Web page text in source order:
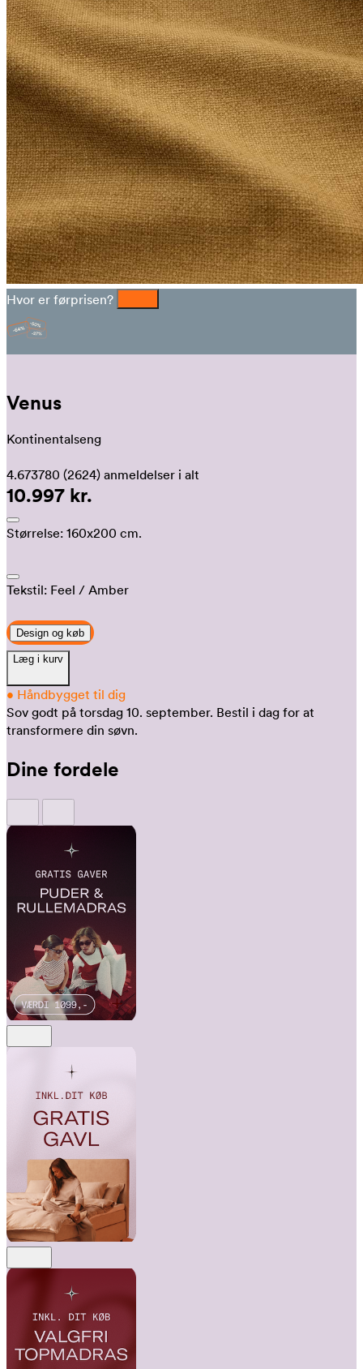
Hvor er førprisen?
Venus
Kontinentalseng
4.673780 (2624) anmeldelser i alt
10.997 kr.
Størrelse: 160x200 cm.
Tekstil: Feel / Amber
Design og køb
Læg i kurv
• Håndbygget til dig
Sov godt på torsdag 10. september. Bestil i dag for at
transformere din søvn.
Dine fordele